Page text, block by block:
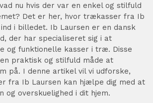
nu hvis der var en enkel og stilfuld
Det er her, hvor trækasser fra Ib
i billedet. Ib Laursen er en dansk
der har specialiseret sig i at
og funktionelle kasser i træ. Disse
praktisk og stilfuld måde at
på. I denne artikel vil vi udforske,
fra Ib Laursen kan hjælpe dig med at
og overskuelighed i dit hjem.